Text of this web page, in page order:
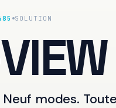
SOLUTION
modes.